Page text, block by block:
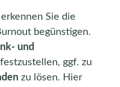
Sie die
begünstigen.
und
ggf. zu
zu lösen. Hier